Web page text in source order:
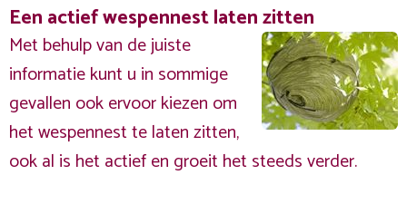
Een actief wespennest laten zitten
Met behulp van de juiste
informatie kunt u in sommige
gevallen ook ervoor kiezen om
het wespennest te laten zitten,
ook al is het actief en groeit het steeds verder.